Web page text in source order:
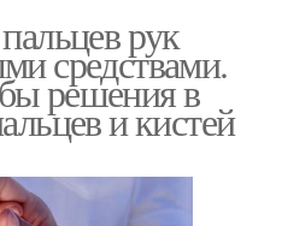
рук
средствами.
решения в
и кистей